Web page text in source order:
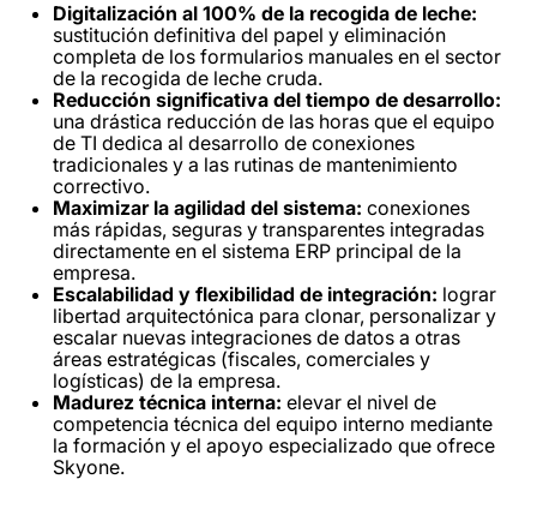
Digitalización al 100% de la recogida de leche:
sustitución definitiva del papel y eliminación
completa de los formularios manuales en el sector
de la recogida de leche cruda.
Reducción significativa del tiempo de desarrollo:
una drástica reducción de las horas que el equipo
de TI dedica al desarrollo de conexiones
tradicionales y a las rutinas de mantenimiento
correctivo.
Maximizar la agilidad del sistema: conexiones
más rápidas, seguras y transparentes integradas
directamente en el sistema ERP principal de la
empresa.
Escalabilidad y flexibilidad de integración: lograr
libertad arquitectónica para clonar, personalizar y
escalar nuevas integraciones de datos a otras
áreas estratégicas (fiscales, comerciales y
logísticas) de la empresa.
Madurez técnica interna: elevar el nivel de
competencia técnica del equipo interno mediante
la formación y el apoyo especializado que ofrece
Skyone.